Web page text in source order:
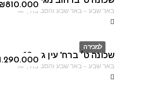
ID
810.000
באר שבע–באר שבע והסביבה ,
AF
למכירה
ID
שכונה ט׳ ברח' עין גדי 18
באר שבע–באר שבע והסביבה ,
AF